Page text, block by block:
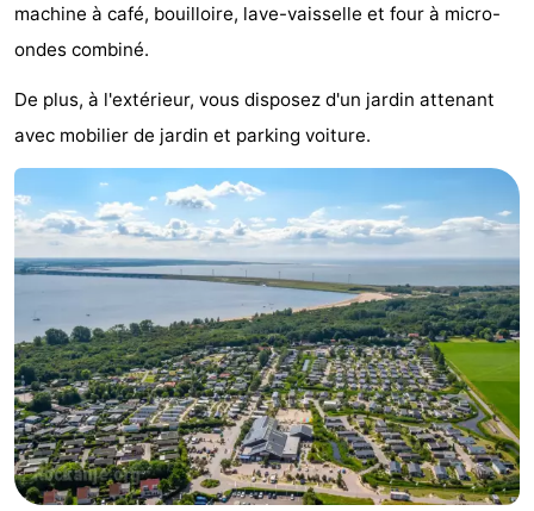
Zeeland
Waterbos
Hôtels
Last
minutes
Plages
Voir
et
Lieux
d'intérêt
Musées
-
Monuments
-
Points
Attractions
machine à café, bouilloire, lave-vaisselle et four à micro-
ondes combiné.
De plus, à l'extérieur, vous disposez d'un jardin attenant
avec mobilier de jardin et parking voiture.